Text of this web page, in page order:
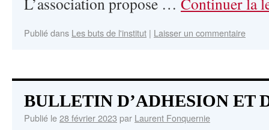
Publié dans Les buts de l'institut | Laisser un commentaire
BULLETIN D’ADHESION ET
Publié le28 février 2023 par Laurent Fonquernie